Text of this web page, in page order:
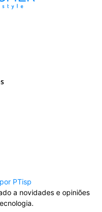
PTisp
a novidades e opiniões